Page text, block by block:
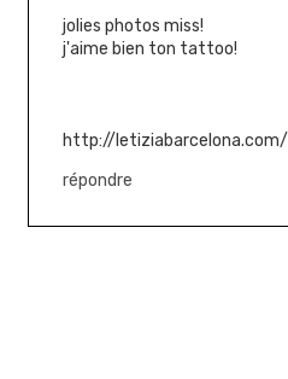
jolies photos miss!
j'aime bien ton tattoo!
http://letiziabarcelona.com/
répondre